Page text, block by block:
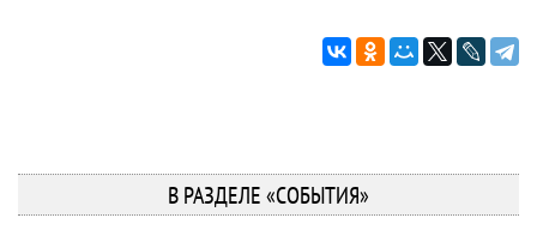
В РАЗДЕЛЕ «СОБЫТИЯ»